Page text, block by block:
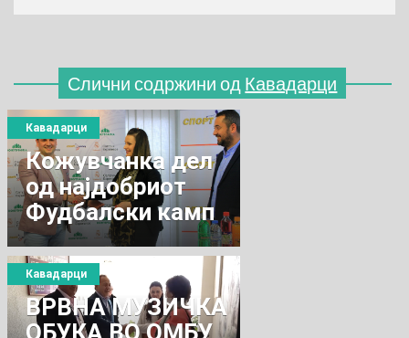
Слични содржини од Кавадарци
Кожувчанка дел
од најдобриот
Фудбалски камп
на Реал Мадрид
Кавадарци
ВРВНА МУЗИЧКА
ОБУКА ВО ОМБУ
Кавадарци